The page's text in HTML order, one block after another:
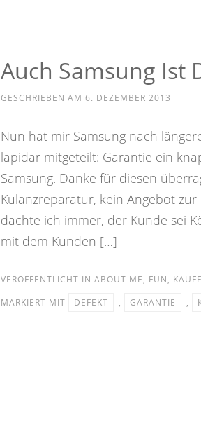
Auch Samsung Ist
GESCHRIEBEN AM 6. DEZEMBER 2013
Nun hat mir Samsung nach
lapidar mitgeteilt: Garantie ein
Samsung. Danke für diesen
Kulanzreparatur, kein Angebot
dachte ich immer, der Kunde sei
mit dem Kunden […]
VERÖFFENTLICHT IN ABOUT ME, FUN,
MARKIERT MIT
DEFEKT , GARANTIE ,